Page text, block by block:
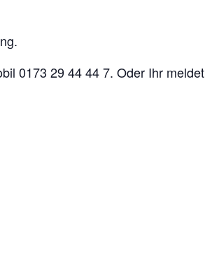
0173 29 44 44 7. Oder Ihr meldet